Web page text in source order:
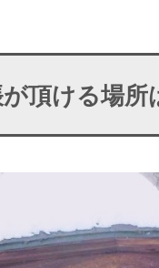
頂ける場所